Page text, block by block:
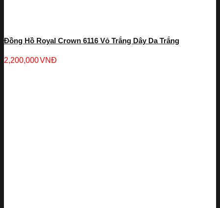
Đồng Hồ Royal Crown 6116 Vỏ Trắng Dây Da Trắng
2,200,000VNĐ